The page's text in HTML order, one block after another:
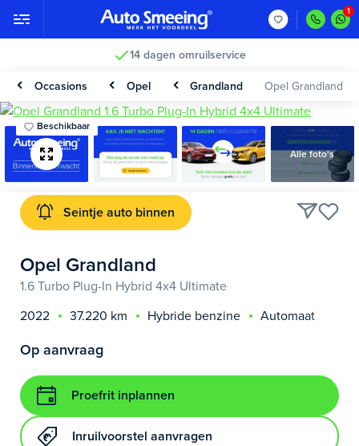
14 dagen omruilservice
Occasions Opel Grandland Opel Grandland
Beschikbaar
Alle foto's
Seintje auto binnen
Opel Grandland
1.6 Turbo Plug-In Hybrid 4x4 Ultimate
2022
37.220 km Hybride benzine Automaat
Op aanvraag
Proefrit inplannen
Inruilvoorstel aanvragen